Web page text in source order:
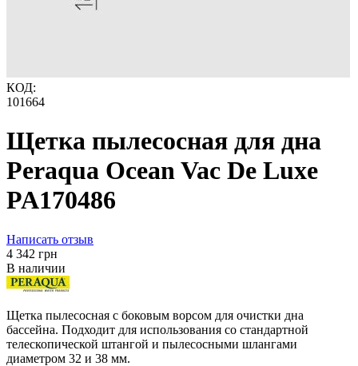
КОД:
101664
Щетка пылесосная для дна
Peraqua Ocean Vac De Luxe
PA170486
Написать отзыв
‍4 342‍ грн
В наличии
Щетка пылесосная с боковым ворсом для очистки дна
бассейна. Подходит для использования со стандартной
телескопической штангой и пылесосными шлангами
диаметром 32 и 38 мм.